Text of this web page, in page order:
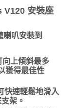
V120 安裝座
叭安裝到
向上傾斜最多
獲得最佳性
快速輕鬆地滑入
架。